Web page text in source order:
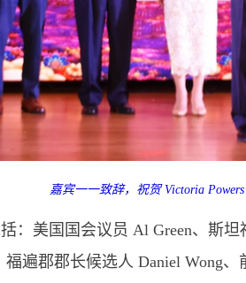
嘉宾一一致辞，祝贺 Victoria Powers
：美国国会议员 Al Green、斯
福遍郡郡长候选人 Daniel Wong